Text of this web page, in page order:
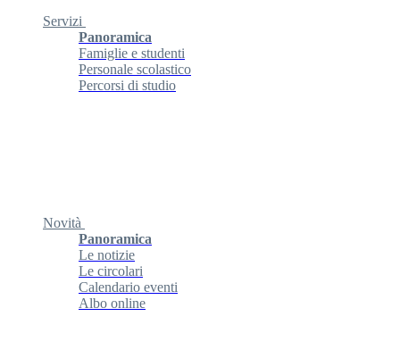
Servizi
Panoramica
Famiglie e studenti
Personale scolastico
Percorsi di studio
Novità
Panoramica
Le notizie
Le circolari
Calendario eventi
Albo online